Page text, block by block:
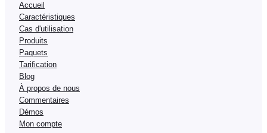
Accueil
Caractéristiques
Cas d'utilisation
Produits
Paquets
Tarification
Blog
À propos de nous
Commentaires
Démos
Mon compte